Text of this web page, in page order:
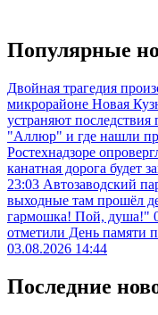
Популярные
Двойная трагедия
микрорайоне Новая
устраняют
"Аллюр" и где нашли
Ростехнадзоре
канатная дорога будет
23:03 Автозаводский
выходные там прошёл
гармошка! Пой, душа!"
отметили День памяти
03.08.2026 14:44
Последние